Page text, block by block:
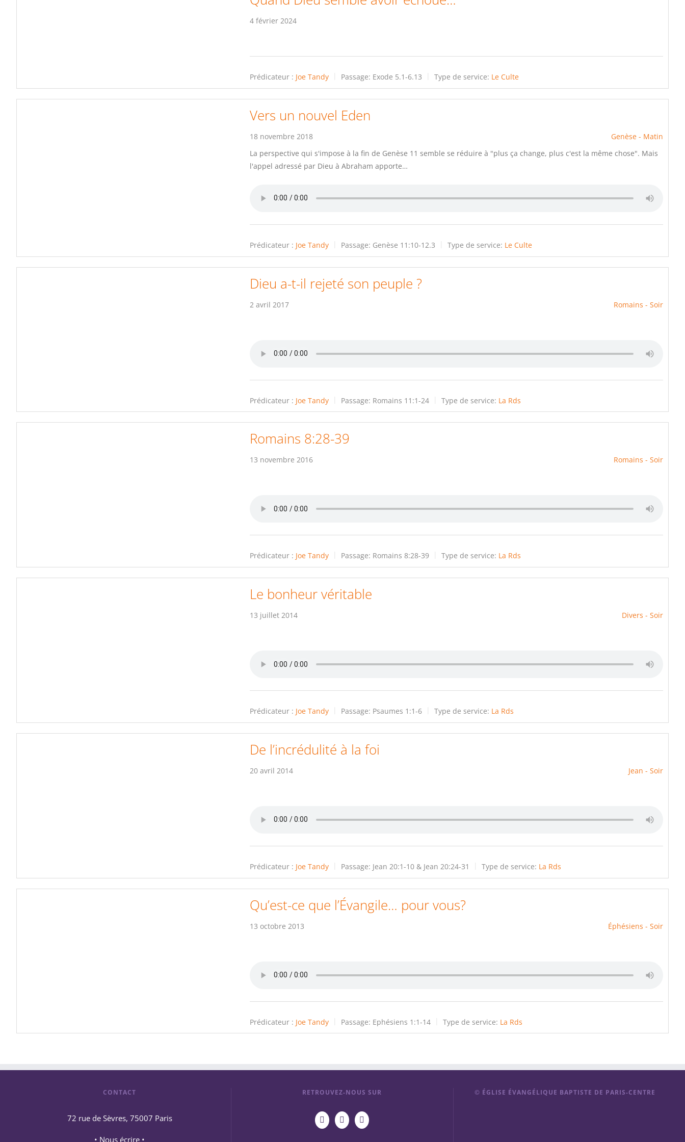
4 février 2024
Prédicateur : Joe Tandy Passage: Exode 5.1-6.13 Type de service: Le Culte
Vers un nouvel Eden
18 novembre 2018
Genèse - Matin
La perspective qui s'impose à la fin de Genèse 11 semble se réduire à "plus ça change, plus c'est la même chose". Mais
l'appel adressé par Dieu à Abraham apporte…
Prédicateur : Joe Tandy Passage: Genèse 11:10-12.3 Type de service: Le Culte
Dieu a-t-il rejeté son peuple ?
2 avril 2017 Romains - Soir
Prédicateur : Joe Tandy Passage: Romains 11:1-24 Type de service: La Rds
Romains 8:28-39
13 novembre 2016 Romains - Soir
Prédicateur : Joe Tandy Passage: Romains 8:28-39 Type de service: La Rds
Le bonheur véritable
13 juillet 2014 Divers - Soir
Prédicateur : Joe Tandy Passage: Psaumes 1:1-6 Type de service: La Rds
De l’incrédulité à la foi
20 avril 2014 Jean - Soir
Prédicateur : Joe Tandy Passage: Jean 20:1-10 & Jean 20:24-31 Type de service: La Rds
Qu’est-ce que l’Évangile… pour vous?
13 octobre 2013 Éphésiens - Soir
Prédicateur : Joe Tandy Passage: Ephésiens 1:1-14 Type de service: La Rds
CONTACT
72 rue de Sèvres, 75007 Paris
• Nous écrire •
RETROUVEZ-NOUS SUR © ÉGLISE ÉVANGÉLIQUE BAPTISTE DE PARIS-CENTRE